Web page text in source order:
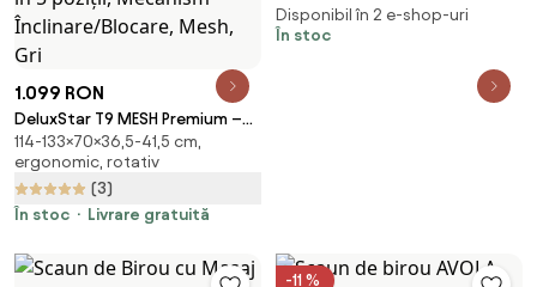
1.099 RON
DeluxStar T9 MESH Premium –
Scaun Ergonomic, Cotiere 6D,
Suport Lombar Adaptiv, Spătar
Reglabil pe Înaltime în 5 poziții,
Mecanism Înclinare/Blocare,
114-133×70×36,5-41,5 cm,
ergonomic, rotativ
(3)
În stoc
Livrare gratuită
Disponibil în 2 e-shop-uri
În stoc
-11 %